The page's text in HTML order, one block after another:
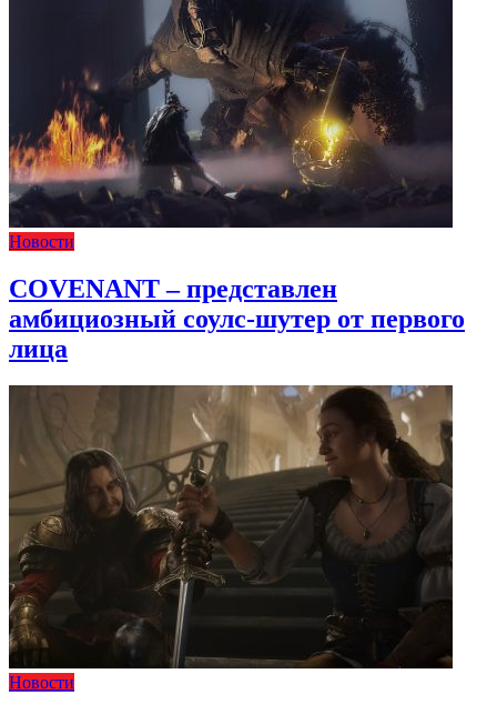
Новости
COVENANT – представлен
амбициозный соулс-шутер от первого
лица
Новости